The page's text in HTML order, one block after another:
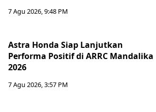
7 Agu 2026, 9:48 PM
Astra Honda Siap Lanjutkan
Performa Positif di ARRC Mandalika
2026
7 Agu 2026, 3:57 PM